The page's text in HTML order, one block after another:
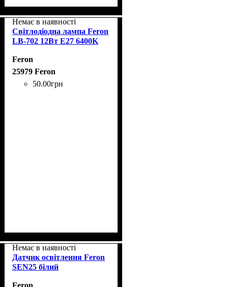
Немає в наявності
Світлодіодна лампа Feron
LB-702 12Вт E27 6400K
Feron
25979 Feron
50.00грн
Немає в наявності
Датчик освітлення Feron
SEN25 білий
Feron